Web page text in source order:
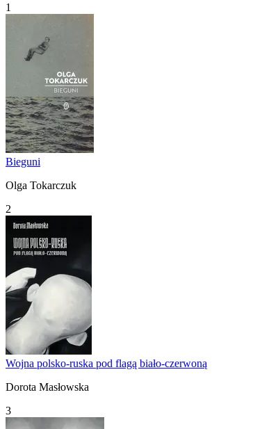
1
Bieguni
Olga Tokarczuk
2
Wojna polsko-ruska pod flagą biało-czerwoną
Dorota Masłowska
3